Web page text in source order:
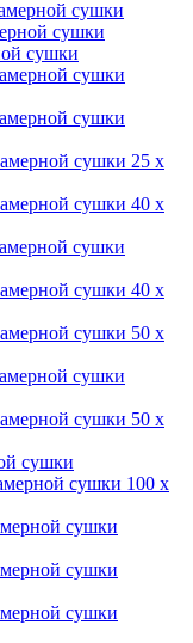
сушки
сушки
сушки
сушки
сушки 25 х
сушки 40 х
сушки
сушки 40 х
сушки 50 х
сушки
сушки 50 х
сушки
сушки 100 х
сушки
сушки
сушки